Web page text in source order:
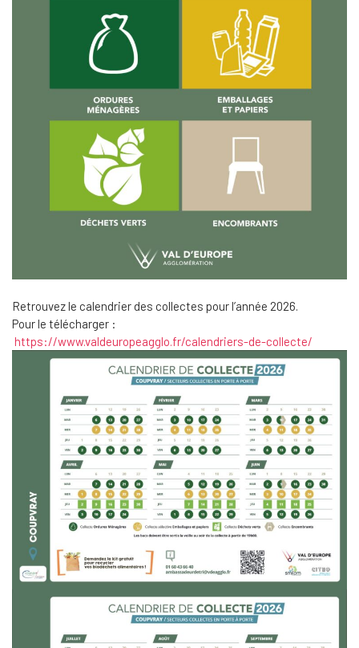
Retrouvez le calendrier des collectes pour l’année 2026.
Pour le télécharger :
https://www.valdeuropeagglo.fr/calendriers-de-collecte/